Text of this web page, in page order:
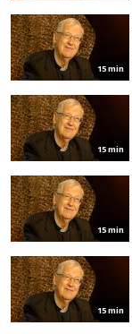
15 min
15 min
15 min
15 min